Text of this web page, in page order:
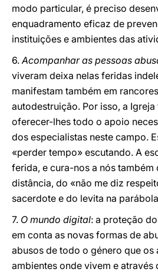
modo particular, é preciso
enquadramento eficaz de
instituições e ambientes das
6.Acompanhar as pessoas
viveram deixa nelas feridas
manifestam também em
autodestruição. Por isso, a
oferecer-lhes todo o apoio
dos especialistas neste campo.
«perder tempo» escutando. A
ferida, e cura-nos a nós também
distância, do «não me diz
sacerdote e do levita na
7. O mundo digital: a proteção
em conta as novas formas de
abusos de todo o género que os
ambientes onde vivem e através